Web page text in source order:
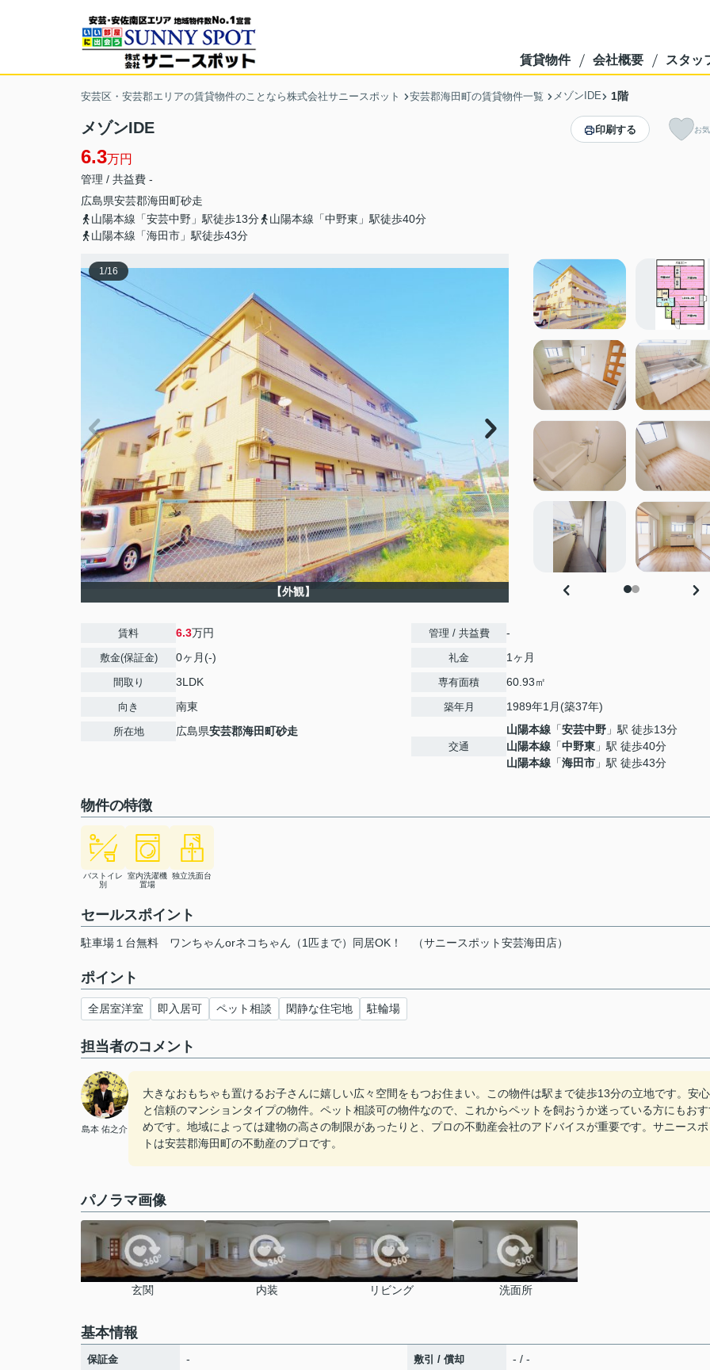
賃貸物件 会社概要 スタッ
安芸区・安芸郡エリアの賃貸物件のことなら株式会社サニースポット 安芸郡海田町の賃貸物件一覧 メゾンIDE 1階
メゾンIDE
6.3万円
管理 / 共益費 -
広島県安芸郡海田町砂走
山陽本線「安芸中野」駅徒歩13分
山陽本線「中野東」駅徒歩40分
山陽本線「海田市」駅徒歩43分
印刷する お
1/16
【外観】
賃料 6.3万円
敷金(保証金) 0ヶ月(-)
間取り 3LDK
向き 南東
所在地 広島県安芸郡海田町砂走
管理 / 共益費 -
礼金 1ヶ月
専有面積 60.93㎡
築年月 1989年1月(築37年)
交通
山陽本線 「安芸中野 」駅 徒歩13分
山陽本線 「中野東 」駅 徒歩40分
山陽本線 「海田市 」駅 徒歩43分
物件の特徴
バストイレ
別
室内洗濯機
置場
独立洗面台
セールスポイント
駐車場１台無料 ワンちゃんorネコちゃん（1匹まで）同居OK！ （サニースポット安芸海田店）
ポイント
全居室洋室 即入居可 ペット相談 閑静な住宅地 駐輪場
担当者のコメント
島本 佑之介
大きなおもちゃも置けるお子さんに嬉しい広々空間をもつお住まい。この物件は駅まで徒歩13分の立地です。安心
と信頼のマンションタイプの物件。ペット相談可の物件なので、これからペットを飼おうか迷っている方にもお
めです。地域によっては建物の高さの制限があったりと、プロの不動産会社のアドバイスが重要です。サニース
トは安芸郡海田町の不動産のプロです。
パノラマ画像
玄関 内装 リビング 洗面所
基本情報
保証金 - 敷引 / 償却 - / -